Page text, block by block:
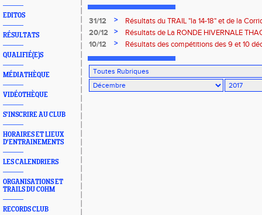
EDITOS
RÉSULTATS
QUALIFIÉ(E)S
MÉDIATHÈQUE
VIDÉOTHÈQUE
S'INSCRIRE AU CLUB
HORAIRES ET LIEUX
D'ENTRAINEMENTS
LES CALENDRIERS
ORGANISATIONS ET
TRAILS DU COHM
RECORDS CLUB
31/12 >
Résultats du TRAIL "la 14-18" et de la
et 30 décembre 2017 à Remiremont
20/12 >
Résultats de La RONDE HIVERNALE
à THAON-les-Vosges
10/12 > Résultats des compétitions des 9 et 10